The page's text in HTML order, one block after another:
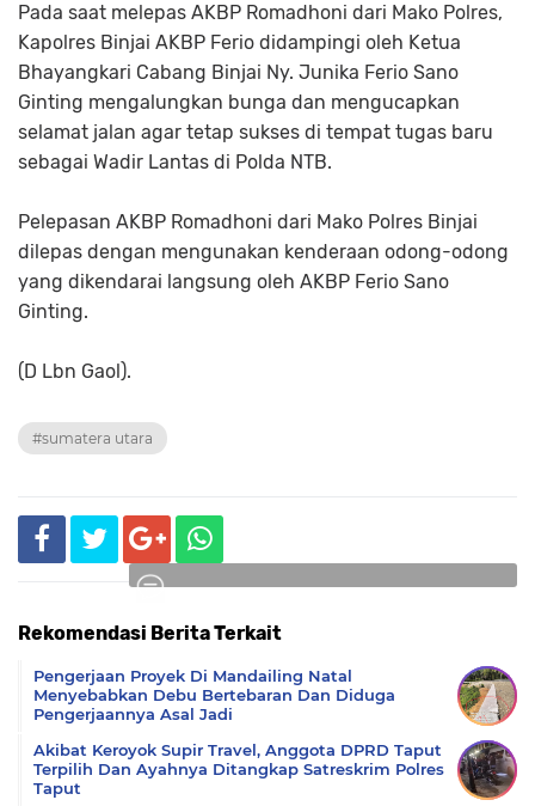
Pada saat melepas AKBP Romadhoni dari Mako Polres,
Kapolres Binjai AKBP Ferio didampingi oleh Ketua
Bhayangkari Cabang Binjai Ny. Junika Ferio Sano
Ginting mengalungkan bunga dan mengucapkan
selamat jalan agar tetap sukses di tempat tugas baru
sebagai Wadir Lantas di Polda NTB.
Pelepasan AKBP Romadhoni dari Mako Polres Binjai
dilepas dengan mengunakan kenderaan odong-odong
yang dikendarai langsung oleh AKBP Ferio Sano
Ginting.
(D Lbn Gaol).
#sumatera utara
Rekomendasi Berita Terkait
Pengerjaan Proyek Di Mandailing Natal
Menyebabkan Debu Bertebaran Dan Diduga
Pengerjaannya Asal Jadi
Akibat Keroyok Supir Travel, Anggota DPRD Taput
Terpilih Dan Ayahnya Ditangkap Satreskrim Polres
Taput